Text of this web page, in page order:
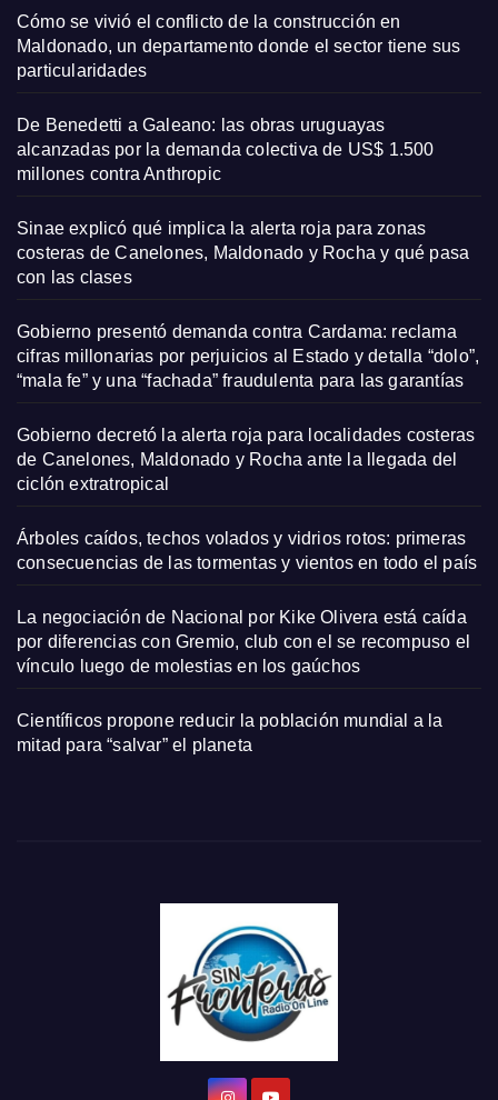
Cómo se vivió el conflicto de la construcción en
Maldonado, un departamento donde el sector tiene sus
particularidades
De Benedetti a Galeano: las obras uruguayas
alcanzadas por la demanda colectiva de US$ 1.500
millones contra Anthropic
Sinae explicó qué implica la alerta roja para zonas
costeras de Canelones, Maldonado y Rocha y qué pasa
con las clases
Gobierno presentó demanda contra Cardama: reclama
cifras millonarias por perjuicios al Estado y detalla “dolo”,
“mala fe” y una “fachada” fraudulenta para las garantías
Gobierno decretó la alerta roja para localidades costeras
de Canelones, Maldonado y Rocha ante la llegada del
ciclón extratropical
Árboles caídos, techos volados y vidrios rotos: primeras
consecuencias de las tormentas y vientos en todo el país
La negociación de Nacional por Kike Olivera está caída
por diferencias con Gremio, club con el se recompuso el
vínculo luego de molestias en los gaúchos
Científicos propone reducir la población mundial a la
mitad para “salvar” el planeta